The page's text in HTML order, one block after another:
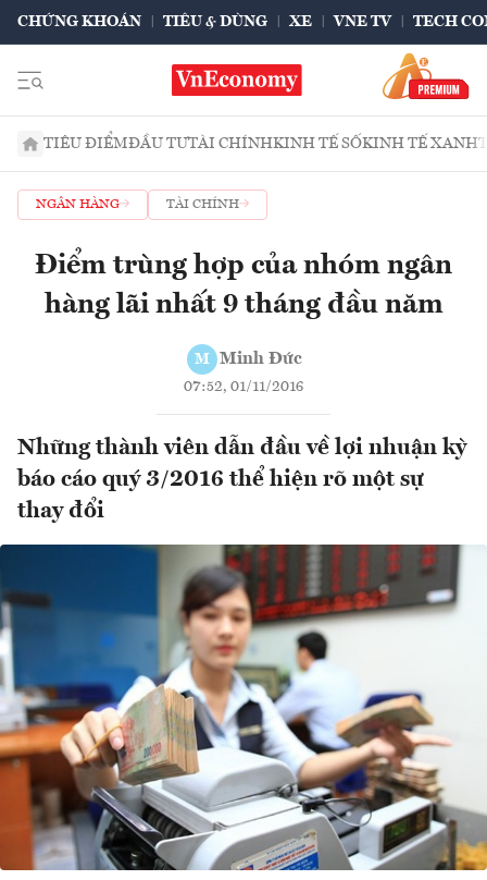
CHỨNG KHOÁN TIÊU & DÙNG XE VNE TV TECH
TIÊU ĐIỂMĐẦU TƯTÀI CHÍNHKINH TẾ SỐKINH TẾ XANH
NGÂN HÀNG TÀI CHÍNH
Điểm trùng hợp của nhóm ngân
hàng lãi nhất 9 tháng đầu năm
M Minh Đức
07:52, 01/11/2016
Những thành viên dẫn đầu về lợi nhuận kỳ
báo cáo quý 3/2016 thể hiện rõ một sự
thay đổi